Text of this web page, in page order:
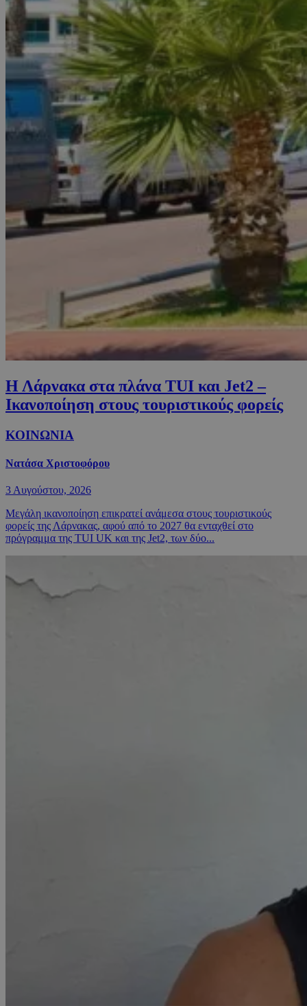
Η Λάρνακα στα πλάνα TUI και Jet2 –
Ικανοποίηση στους τουριστικούς φορείς
ΚΟΙΝΩΝΙΑ
Νατάσα Χριστοφόρου
3 Αυγούστου, 2026
Μεγάλη ικανοποίηση επικρατεί ανάμεσα στους τουριστικούς
φορείς της Λάρνακας, αφού από το 2027 θα ενταχθεί στο
πρόγραμμα της TUI UK και της Jet2, των δύο...